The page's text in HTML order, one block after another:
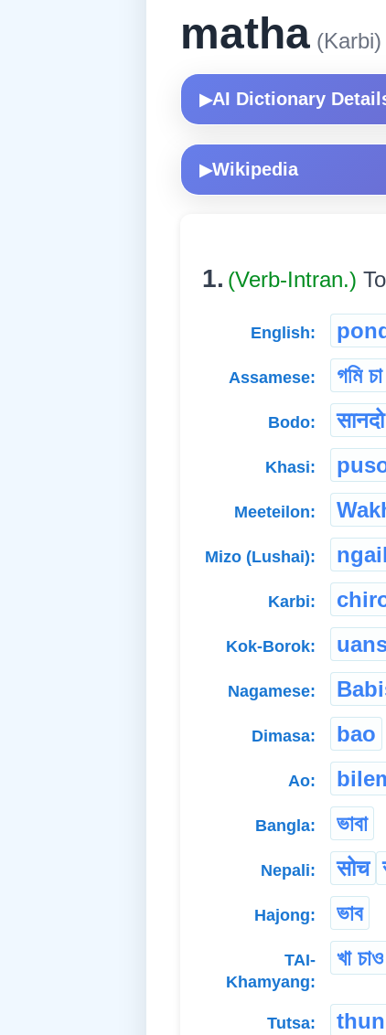
matha (Karbi)
▶AI Dictionary
▶Wikipedia
1. (Verb-Intran.)
English:
Assamese: গমি চা
Bodo: सानदो
Khasi:
Meeteilon:
Mizo (Lushai):
Karbi:
Kok-Borok:
Nagamese:
Dimasa: bao
Ao:
Bangla: ভাবা
Nepali: सोच
Hajong: ভাব
TAI-
Khamyang:
খা চাও
Tutsa: thun